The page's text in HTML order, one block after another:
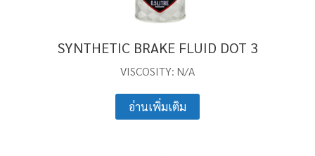
SYNTHETIC BRAKE FLUID DOT 3
VISCOSITY: N/A
อ่านเพิ่มเติม